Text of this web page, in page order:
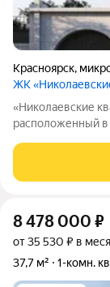
Красноярск,
ЖК
«Николаевские кварталы»
расположенный в
контроля
благоустроенная
8 478 000 ₽
от 35 530 ₽ в
37,7 м²
1-комн.